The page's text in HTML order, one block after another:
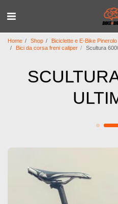
Home Shop Biciclette e E-Bike Pinerolo
Bici da corsa freni caliper
Scultura